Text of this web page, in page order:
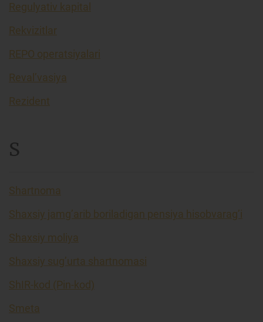
Regulyativ kapital
Rekvizitlar
REPO operatsiyalari
Reval’vasiya
Rezident
S
Shartnoma
Shaxsiy jamg’arib boriladigan pensiya hisobvarag’i
Shaxsiy moliya
Shaxsiy sug’urta shartnomasi
ShIR-kod (Pin-kod)
Smeta